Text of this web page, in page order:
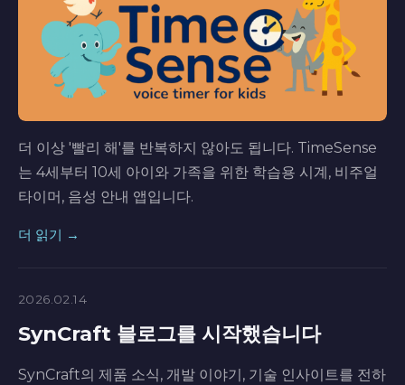
더 이상 '빨리 해'를 반복하지 않아도 됩니다. TimeSense
는 4세부터 10세 아이와 가족을 위한 학습용 시계, 비주얼
타이머, 음성 안내 앱입니다.
더 읽기 →
2026.02.14
SynCraft 블로그를 시작했습니다
SynCraft의 제품 소식, 개발 이야기, 기술 인사이트를 전하